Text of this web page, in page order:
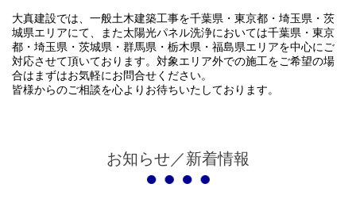
大真建設では、一般土木建築工事を千葉県・東京都・埼玉県・茨
城県エリアにて、また太陽光パネル洗浄においては千葉県・東京
都・埼玉県・茨城県・群馬県・栃木県・福島県エリアを中心にご
対応させて頂いております。対象エリア外での施工をご希望の場
合はまずはお気軽にお問合せください。
皆様からのご相談を心よりお待ちいたしております。
お知らせ／新着情報